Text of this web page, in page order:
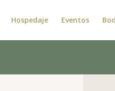
Hospedaje Eventos